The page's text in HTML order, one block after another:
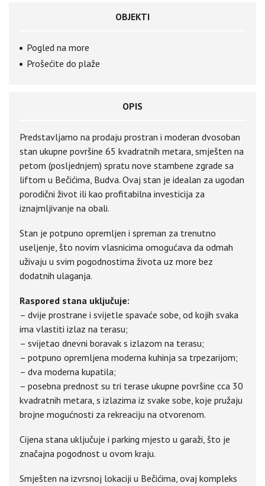
OBJEKTI
Pogled na more
Prošećite do plaže
OPIS
Predstavljamo na prodaju prostran i moderan dvosoban
stan ukupne površine 65 kvadratnih metara, smješten na
petom (posljednjem) spratu nove stambene zgrade sa
liftom u Bečićima, Budva. Ovaj stan je idealan za ugodan
porodični život ili kao profitabilna investicija za
iznajmljivanje na obali.
Stan je potpuno opremljen i spreman za trenutno
useljenje, što novim vlasnicima omogućava da odmah
uživaju u svim pogodnostima života uz more bez
dodatnih ulaganja.
Raspored stana uključuje:
– dvije prostrane i svijetle spavaće sobe, od kojih svaka
ima vlastiti izlaz na terasu;
– svijetao dnevni boravak s izlazom na terasu;
– potpuno opremljena moderna kuhinja sa trpezarijom;
– dva moderna kupatila;
– posebna prednost su tri terase ukupne površine cca 30
kvadratnih metara, s izlazima iz svake sobe, koje pružaju
brojne mogućnosti za rekreaciju na otvorenom.
Cijena stana uključuje i parking mjesto u garaži, što je
značajna pogodnost u ovom kraju.
Smješten na izvrsnoj lokaciji u Bečićima, ovaj kompleks